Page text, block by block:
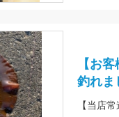
【お
釣れま